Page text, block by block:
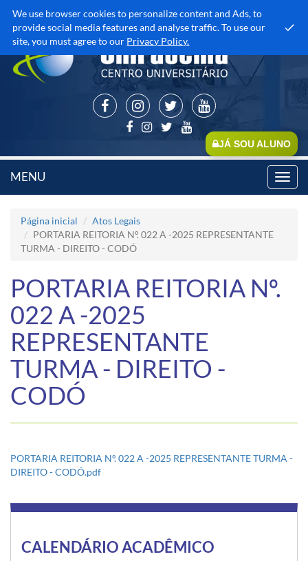
We use browser cookies to personalize content and Ads, to
provide social media features and analyse traffic. To use our
site, you must agree to our Privacy Policy.
JÁ SOU ALUNO
MENU
Página inicial
Atos Legais
PORTARIA REITORIA Nº. 022 A -2025 REPRESENTANTE
TURMA - DIREITO - CODÓ
PORTARIA REITORIA Nº.
022 A -2025
REPRESENTANTE
TURMA - DIREITO -
CODÓ
PORTARIA REITORIA Nº. 022 A -2025 REPRESENTANTE TURMA -
DIREITO - CODÓ.pdf
CALENDÁRIO ACADÊMICO